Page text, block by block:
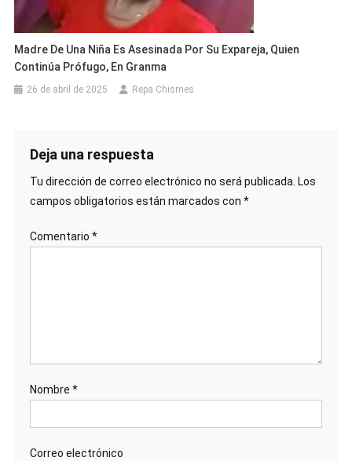
Madre De Una Niña Es Asesinada Por Su Expareja, Quien
Continúa Prófugo, En Granma
26 de abril de 2025 Repa Chismes
Deja una respuesta
Tu dirección de correo electrónico no será publicada. Los
campos obligatorios están marcados con *
Comentario *
Nombre *
Correo electrónico